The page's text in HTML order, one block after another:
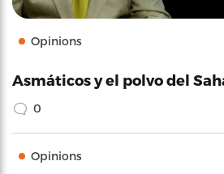
Opinions
Asmáticos y el polvo del
0
Opinions